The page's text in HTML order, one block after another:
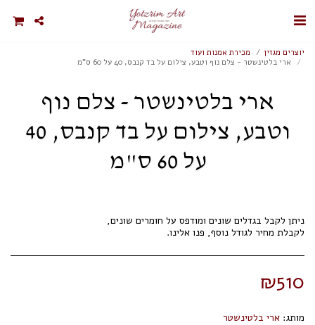
יוצרים מגזין
מכירת אמנות ועוד
ארי בלטינשטר - צלם נוף וטבע, צילום על בד קנבס, 40 על 60 ס"מ
ארי בלטינשטר - צלם נוף
וטבע, צילום על בד קנבס, 40
על 60 ס"מ
לקבלת מחיר לגודל נוסף, פנו אלינו.
₪510
מותג: ארי בלטינשטר